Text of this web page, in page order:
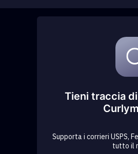
Tieni traccia
Supporta i corrieri USPS,
tutto il